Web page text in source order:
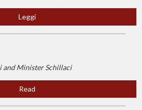
Leggi
and Minister Schillaci
Read